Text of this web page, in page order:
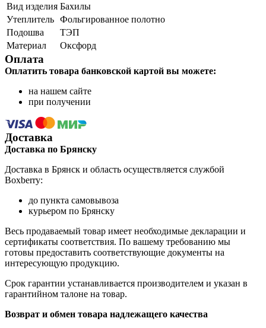
Вид изделия Бахилы
Утеплитель Фольгированное полотно
Подошва
ТЭП
Материал
Оксфорд
Оплата
Оплатить товара банковской картой вы можете:
на нашем сайте
при получении
Доставка
Доставка по Брянску
Доставка в Брянск и область осуществляется службой
Boxberry:
до пункта самовывоза
курьером по Брянску
Весь продаваемый товар имеет необходимые декларации и
сертификаты соответствия. По вашему требованию мы
готовы предоставить соответствующие документы на
интересующую продукцию.
Срок гарантии устанавливается производителем и указан в
гарантийном талоне на товар.
Возврат и обмен товара надлежащего качества